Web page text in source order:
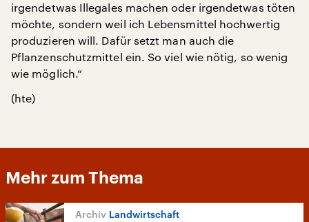
irgendetwas Illegales machen oder irgendetwas töten
möchte, sondern weil ich Lebensmittel hochwertig
produzieren will. Dafür setzt man auch die
Pflanzenschutzmittel ein. So viel wie nötig, so wenig
wie möglich.“
(hte)
Mehr zum Thema
Landwirtschaft